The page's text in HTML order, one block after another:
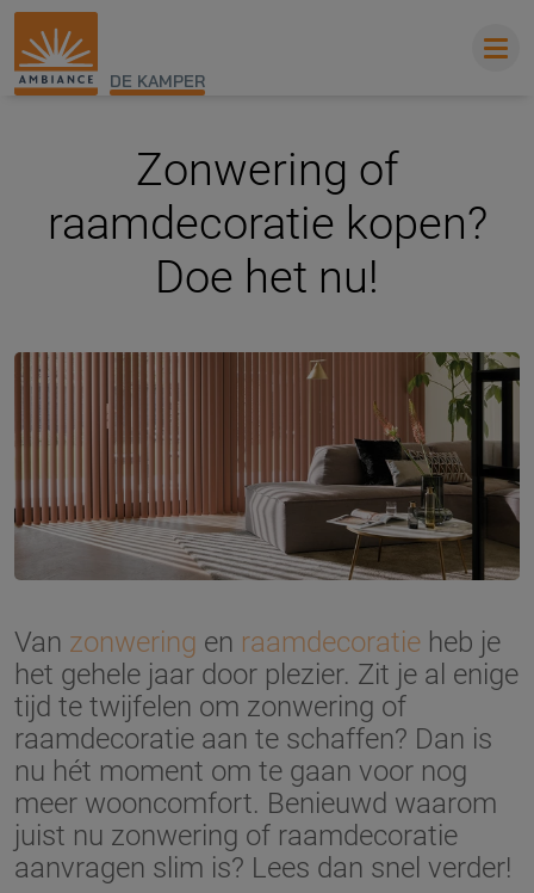
DE KAMPER
Zonwering of
raamdecoratie kopen?
Doe het nu!
Van zonwering en raamdecoratie heb je
het gehele jaar door plezier. Zit je al enige
tijd te twijfelen om zonwering of
raamdecoratie aan te schaffen? Dan is
nu hét moment om te gaan voor nog
meer wooncomfort. Benieuwd waarom
juist nu zonwering of raamdecoratie
aanvragen slim is? Lees dan snel verder!